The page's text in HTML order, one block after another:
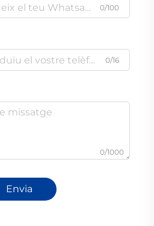
0/100
0/16
0/1000
Envia